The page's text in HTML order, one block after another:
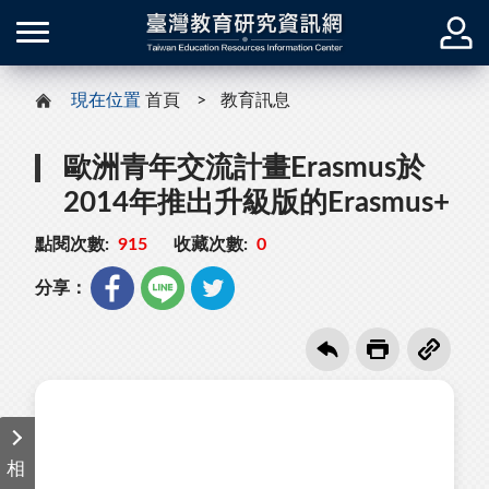
現在位置 首頁 教育訊息
歐洲青年交流計畫Erasmus於
2014年推出升級版的Erasmus+
點閱次數: 915 收藏次數: 0
分享：
相